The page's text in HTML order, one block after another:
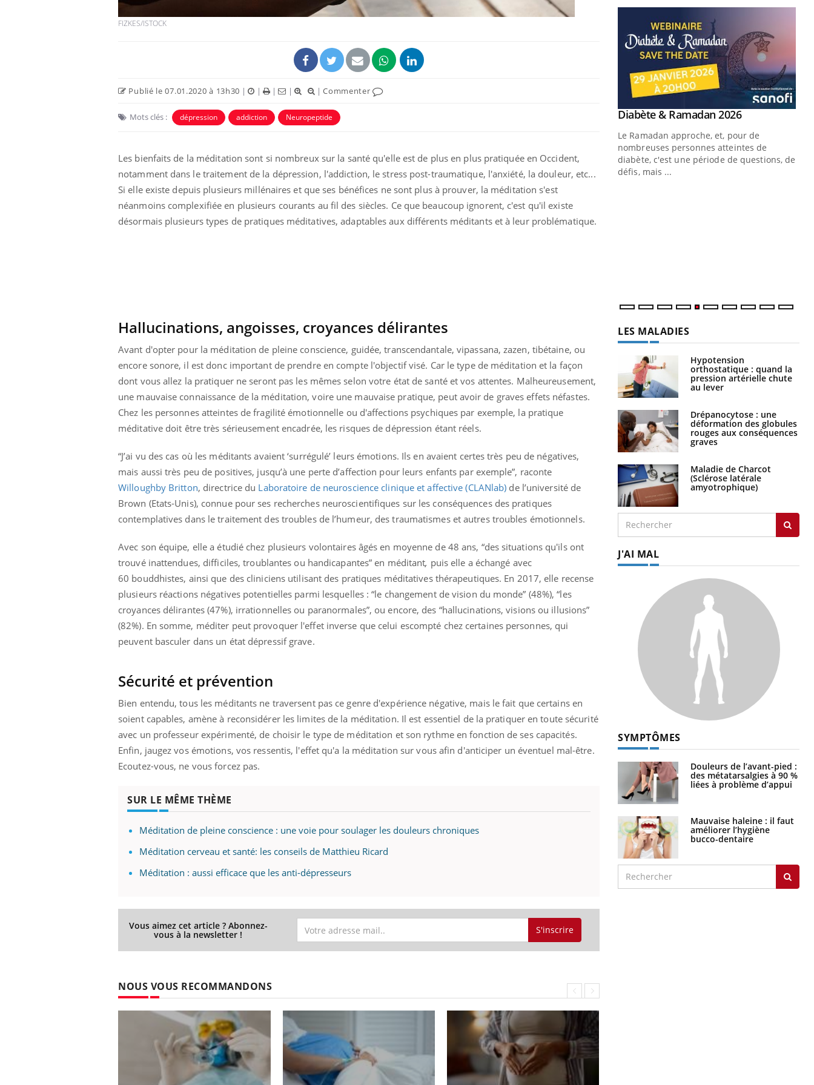
FIZKES/ISTOCK
Publié le 07.01.2020 à 13h30 | | | | |Commenter
Mots clés : dépression addiction Neuropeptide
Les bienfaits de la méditation sont si nombreux sur la santé qu'elle est de plus en plus pratiquée en Occident,
notamment dans le traitement de la dépression, l'addiction, le stress post-traumatique, l'anxiété, la douleur, etc...
Si elle existe depuis plusieurs millénaires et que ses bénéfices ne sont plus à prouver, la méditation s'est
néanmoins complexifiée en plusieurs courants au fil des siècles. Ce que beaucoup ignorent, c'est qu'il existe
désormais plusieurs types de pratiques méditatives, adaptables aux différents méditants et à leur problématique.
Hallucinations, angoisses, croyances délirantes
Avant d'opter pour la méditation de pleine conscience, guidée, transcendantale, vipassana, zazen, tibétaine, ou
encore sonore, il est donc important de prendre en compte l'objectif visé. Car le type de méditation et la façon
dont vous allez la pratiquer ne seront pas les mêmes selon votre état de santé et vos attentes. Malheureusement,
une mauvaise connaissance de la méditation, voire une mauvaise pratique, peut avoir de graves effets néfastes.
Chez les personnes atteintes de fragilité émotionnelle ou d'affections psychiques par exemple, la pratique
méditative doit être très sérieusement encadrée, les risques de dépression étant réels.
“J’ai vu des cas où les méditants avaient ‘surrégulé’ leurs émotions. Ils en avaient certes très peu de négatives,
mais aussi très peu de positives, jusqu’à une perte d’affection pour leurs enfants par exemple”, raconte
Willoughby Britton, directrice du Laboratoire de neuroscience clinique et affective (CLANlab) de l’université de
Brown (Etats-Unis), connue pour ses recherches neuroscientifiques sur les conséquences des pratiques
contemplatives dans le traitement des troubles de l’humeur, des traumatismes et autres troubles émotionnels.
Avec son équipe, elle a étudié chez plusieurs volontaires âgés en moyenne de 48 ans, “des situations qu'ils ont
trouvé inattendues, difficiles, troublantes ou handicapantes” en méditant, puis elle a échangé avec
60 bouddhistes, ainsi que des cliniciens utilisant des pratiques méditatives thérapeutiques. En 2017, elle recense
plusieurs réactions négatives potentielles parmi lesquelles : “le changement de vision du monde” (48%), “les
croyances délirantes (47%), irrationnelles ou paranormales”, ou encore, des “hallucinations, visions ou illusions”
(82%). En somme, méditer peut provoquer l'effet inverse que celui escompté chez certaines personnes, qui
peuvent basculer dans un état dépressif grave.
Sécurité et prévention
Bien entendu, tous les méditants ne traversent pas ce genre d'expérience négative, mais le fait que certains en
soient capables, amène à reconsidérer les limites de la méditation. Il est essentiel de la pratiquer en toute sécurité
avec un professeur expérimenté, de choisir le type de méditation et son rythme en fonction de ses capacités.
Enfin, jaugez vos émotions, vos ressentis, l'effet qu'a la méditation sur vous afin d'anticiper un éventuel mal-être.
Ecoutez-vous, ne vous forcez pas.
SUR LE MÊME THÈME
Méditation de pleine conscience : une voie pour soulager les douleurs chroniques
Méditation cerveau et santé: les conseils de Matthieu Ricard
Méditation : aussi efficace que les anti-dépresseurs
Vous aimez cet article ? Abonnez-
vous à la newsletter ! S'inscrire
NOUS VOUS RECOMMANDONS
Carence en fer : comprendre pour
Youtube
même alopécie… Les symptômes de la
carence en fer sont multiples ce qui la rend
Youtube
Insuline & Charge mentale : et si on
osait en parler??Youtube
reste entourée d'idées reçues chez les
patients comme parfois chez les soignants.
rythme de vie ! Vacances, plage, piscine,
soleil, activités en plein air… Nos mains
Youtube
Diabète & Ramadan 2026Youtube
Le Ramadan approche, et, pour de
nombreuses personnes atteintes de
diabète, c'est une période de questions, de
défis, mais ...
LES MALADIES
Hypotension
orthostatique : quand la
pression artérielle chute
au lever
Drépanocytose : une
déformation des globules
rouges aux conséquences
graves
Maladie de Charcot
(Sclérose latérale
amyotrophique)
J'AI MAL
SYMPTÔMES
Douleurs de l’avant-pied :
des métatarsalgies à 90 %
liées à problème d’appui
Mauvaise haleine : il faut
améliorer l’hygiène
bucco-dentaire